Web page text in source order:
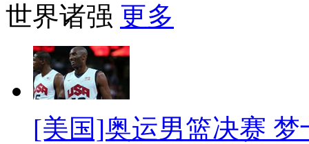
世界诸强 更多
[美国]奥运男篮决赛